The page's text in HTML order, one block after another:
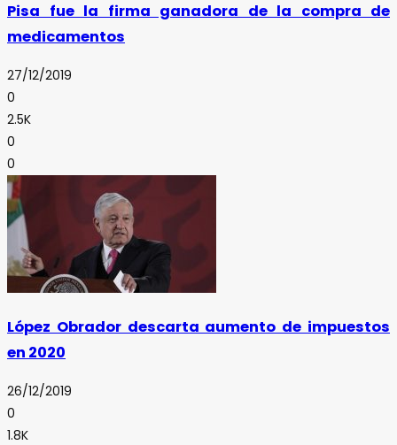
Pisa fue la firma ganadora de la compra de
medicamentos
27/12/2019
0
2.5K
0
0
López Obrador descarta aumento de impuestos
en 2020
26/12/2019
0
1.8K